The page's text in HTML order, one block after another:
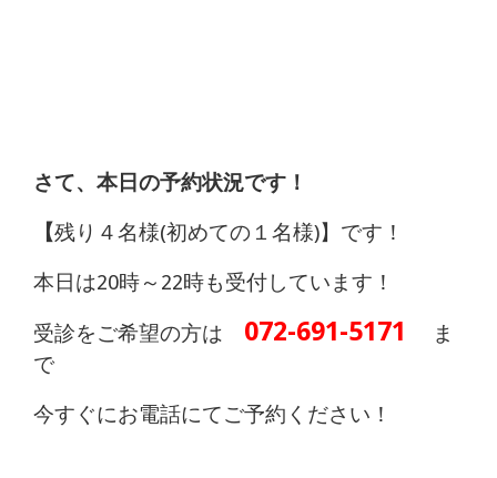
さて、本日の予約状況です！
【残り４名様(初めての１名様)】です！
本日は20時～22時も受付しています！
受診をご希望の方は 072-691-5171
ま
で
今すぐにお電話にてご予約ください！